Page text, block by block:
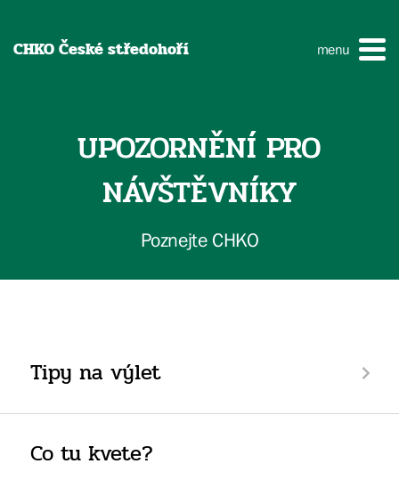
CHKO České středohoří menu
UPOZORNĚNÍ PRO
NÁVŠTĚVNÍKY
Poznejte CHKO
Tipy na výlet
Co tu kvete?